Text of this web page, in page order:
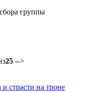
группы
25 -->
страсти на троне